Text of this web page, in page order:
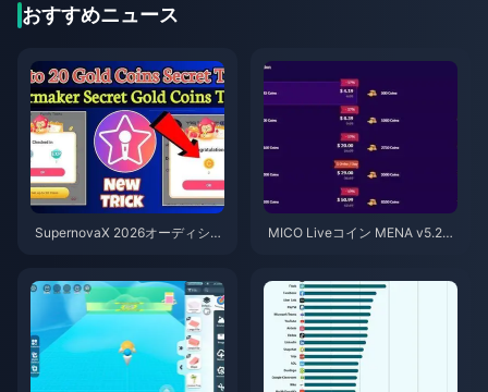
おすすめニュース
SupernovaX 2026オーディショ
MICO Liveコイン MENA v5.2以